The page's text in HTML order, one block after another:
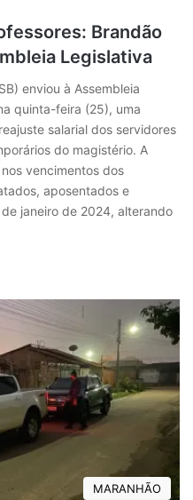
Brandão
Legislativa
enviou à Assembleia
quinta-feira (25), uma
salarial dos servidores
do magistério. A
vencimentos dos
aposentados e
janeiro de 2024, alterando
MARANHÃO